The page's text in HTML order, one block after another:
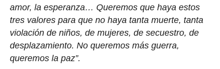
amor, la esperanza… Queremos que haya estos
tres valores para que no haya tanta muerte, tanta
violación de niños, de mujeres, de secuestro, de
desplazamiento. No queremos más guerra,
queremos la paz”.